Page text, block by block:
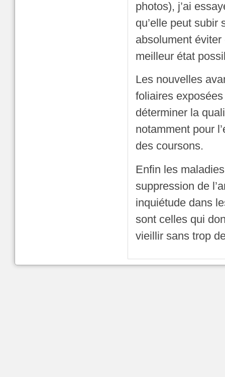
photos), j’ai
qu’elle peut subir
absolument
meilleur état
Les nouvelles
foliaires
déterminer la
notamment pour
des coursons.
Enfin les
suppression de
inquiétude dans
sont celles qui
vieillir sans trop